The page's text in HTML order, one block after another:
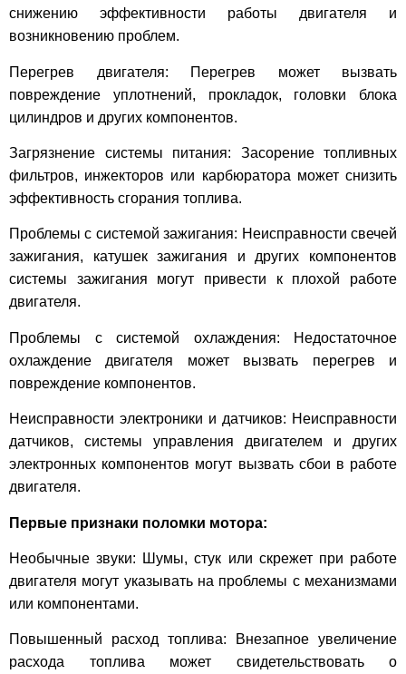
снижению эффективности работы двигателя и
возникновению проблем.
Перегрев двигателя: Перегрев может вызвать
повреждение уплотнений, прокладок, головки блока
цилиндров и других компонентов.
Загрязнение системы питания: Засорение топливных
фильтров, инжекторов или карбюратора может снизить
эффективность сгорания топлива.
Проблемы с системой зажигания: Неисправности свечей
зажигания, катушек зажигания и других компонентов
системы зажигания могут привести к плохой работе
двигателя.
Проблемы с системой охлаждения: Недостаточное
охлаждение двигателя может вызвать перегрев и
повреждение компонентов.
Неисправности электроники и датчиков: Неисправности
датчиков, системы управления двигателем и других
электронных компонентов могут вызвать сбои в работе
двигателя.
Первые признаки поломки мотора:
Необычные звуки: Шумы, стук или скрежет при работе
двигателя могут указывать на проблемы с механизмами
или компонентами.
Повышенный расход топлива: Внезапное увеличение
расхода топлива может свидетельствовать о